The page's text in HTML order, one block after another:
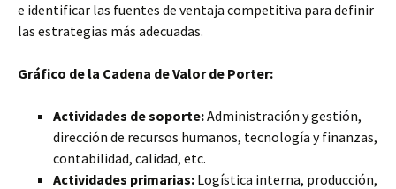
e identificar las fuentes de ventaja competitiva para definir
las estrategias más adecuadas.
Gráfico de la Cadena de Valor de Porter:
Actividades de soporte:Administración y gestión,
dirección de recursos humanos, tecnología y finanzas,
contabilidad, calidad, etc.
Actividades primarias: Logística interna, producción,